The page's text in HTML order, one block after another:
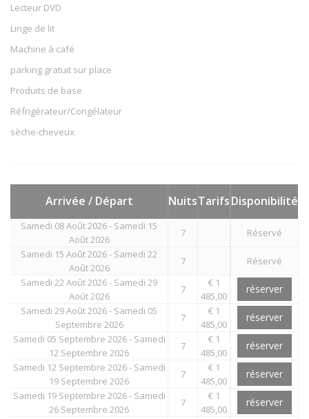
Lecteur DVD
Linge de lit
Machine à café
parking gratuit sur place
Produits de base
Réfrigérateur/Congélateur
sèche-cheveux
Arrivée / Départ NuitsTarifsDisponibilité
Samedi 08 Août 2026 - Samedi 15
Août 2026
7
Réservé
Samedi 15 Août 2026 - Samedi 22
Août 2026
7
Réservé
Samedi 22 Août 2026 - Samedi 29
Août 2026
7
€ 1
485,00
réserver
Samedi 29 Août 2026 - Samedi 05
Septembre 2026
7
€ 1
485,00
réserver
Samedi 05 Septembre 2026 - Samedi
12 Septembre 2026
7
€ 1
485,00
réserver
Samedi 12 Septembre 2026 - Samedi
19 Septembre 2026
7
€ 1
485,00
réserver
Samedi 19 Septembre 2026 - Samedi
26 Septembre 2026
7
€ 1
485,00
réserver